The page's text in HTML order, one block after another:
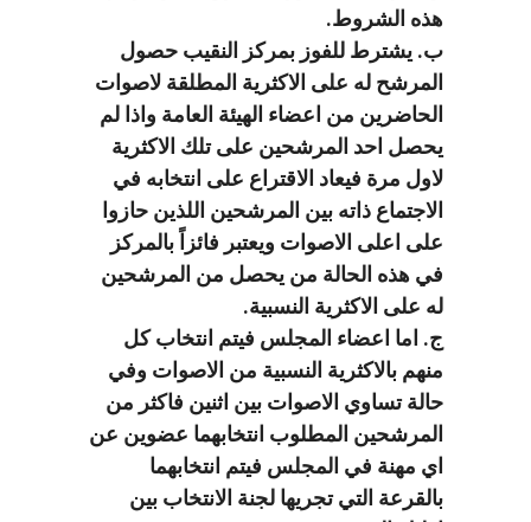
هذه الشروط.
ب. يشترط للفوز بمركز النقيب حصول
المرشح له على الاكثرية المطلقة لاصوات
الحاضرين من اعضاء الهيئة العامة واذا لم
يحصل احد المرشحين على تلك الاكثرية
لاول مرة فيعاد الاقتراع على انتخابه في
الاجتماع ذاته بين المرشحين اللذين حازوا
على اعلى الاصوات ويعتبر فائزاً بالمركز
في هذه الحالة من يحصل من المرشحين
له على الاكثرية النسبية.
ج. اما اعضاء المجلس فيتم انتخاب كل
منهم بالاكثرية النسبية من الاصوات وفي
حالة تساوي الاصوات بين اثنين فاكثر من
المرشحين المطلوب انتخابهما عضوين عن
اي مهنة في المجلس فيتم انتخابهما
بالقرعة التي تجريها لجنة الانتخاب بين